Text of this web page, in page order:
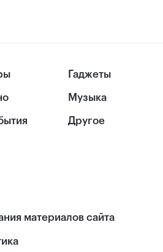
Гаджеты
Музыка
Другое
материалов сайта